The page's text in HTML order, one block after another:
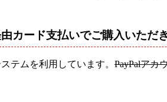
カード支払いでご購入いただ
テムを利用しています。 PayPalアカ